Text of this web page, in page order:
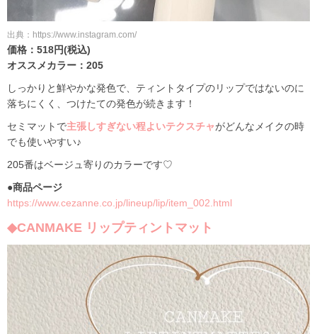
出典：https://www.instagram.com/
価格：518円(税込)
オススメカラー：205
しっかりと鮮やかな発色で、ティントタイプのリップではないのに
落ちにくく、つけたての発色が続きます！
セミマットで主張しすぎない程よいテクスチャがどんなメイクの時
でも使いやすい♪
205番はベージュ寄りのカラーです♡
●商品ページ
https://www.cezanne.co.jp/lineup/lip/item_002.html
◆CANMAKE リップティントマット